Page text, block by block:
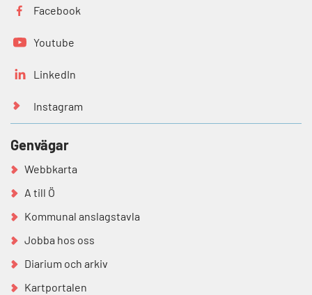
Facebook
Youtube
LinkedIn
Instagram
Genvägar
Webbkarta
A till Ö
Kommunal anslagstavla
Jobba hos oss
Diarium och arkiv
Kartportalen